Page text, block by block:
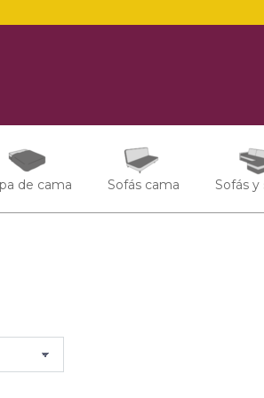
de cama Sofás cama Sofás y